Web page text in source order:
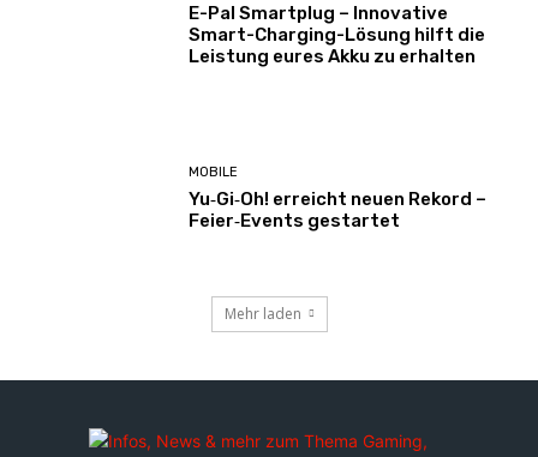
E-Pal Smartplug – Innovative
Smart-Charging-Lösung hilft die
Leistung eures Akku zu erhalten
MOBILE
Yu‑Gi‑Oh! erreicht neuen Rekord –
Feier‑Events gestartet
Mehr laden